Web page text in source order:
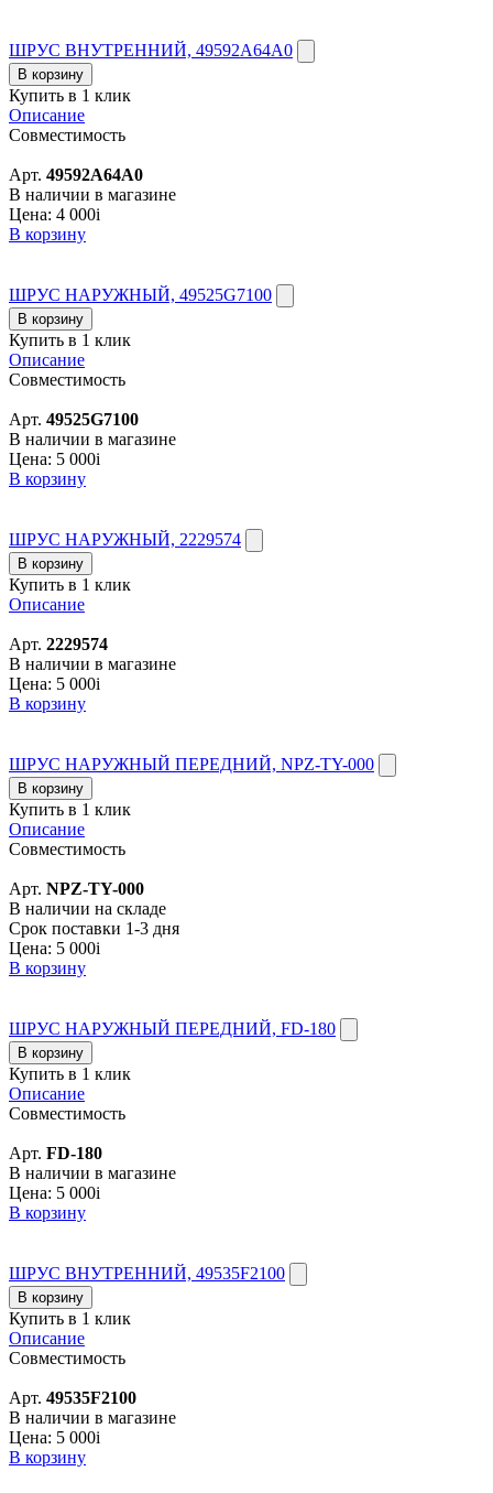
ШРУС ВНУТРЕННИЙ, 49592A64A0
В корзину
Купить в 1 клик
Описание
Совместимость
Арт. 49592A64A0
В наличии в магазине
Цена: 4 000i
В корзину
ШРУС НАРУЖНЫЙ, 49525G7100
В корзину
Купить в 1 клик
Описание
Совместимость
Арт. 49525G7100
В наличии в магазине
Цена: 5 000i
В корзину
ШРУС НАРУЖНЫЙ, 2229574
В корзину
Купить в 1 клик
Описание
Арт. 2229574
В наличии в магазине
Цена: 5 000i
В корзину
ШРУС НАРУЖНЫЙ ПЕРЕДНИЙ, NPZ-TY-000
В корзину
Купить в 1 клик
Описание
Совместимость
Арт. NPZ-TY-000
В наличии на складе
Срок поставки 1-3 дня
Цена: 5 000i
В корзину
ШРУС НАРУЖНЫЙ ПЕРЕДНИЙ, FD-180
В корзину
Купить в 1 клик
Описание
Совместимость
Арт. FD-180
В наличии в магазине
Цена: 5 000i
В корзину
ШРУС ВНУТРЕННИЙ, 49535F2100
В корзину
Купить в 1 клик
Описание
Совместимость
Арт. 49535F2100
В наличии в магазине
Цена: 5 000i
В корзину